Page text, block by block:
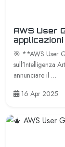
AWS User
🎯 **AWS User
sull'Intelligenza
annunciare il …
16 Apr 2025